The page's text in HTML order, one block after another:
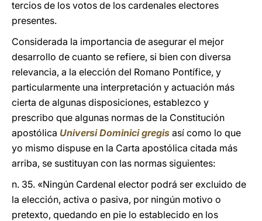
tercios de los votos de los cardenales electores
presentes.
Considerada la importancia de asegurar el mejor
desarrollo de cuanto se refiere, si bien con diversa
relevancia, a la elección del Romano Pontífice, y
particularmente una interpretación y actuación más
cierta de algunas disposiciones, establezco y
prescribo que algunas normas de la Constitución
apostólica Universi Dominici gregis así como lo que
yo mismo dispuse en la Carta apostólica citada más
arriba, se sustituyan con las normas siguientes:
n. 35. «Ningún Cardenal elector podrá ser excluido de
la elección, activa o pasiva, por ningún motivo o
pretexto, quedando en pie lo establecido en los